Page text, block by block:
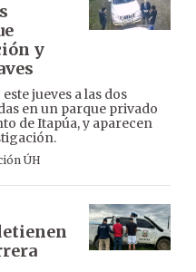
y
jueves a las dos
en un parque privado
de Itapúa, y aparecen
ÚH